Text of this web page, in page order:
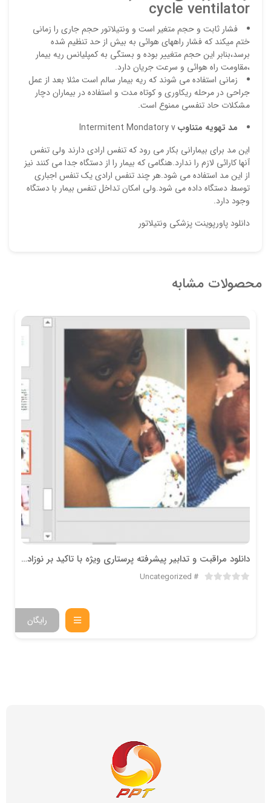
cycle ventilator
فشار ثابت و حجم متغیر است و ونتیلاتور حجم جاری را زمانی
ختم میکند که فشار راههای هوائی به بیش از حد تنظیم شده
برسد،بنابر این حجم متغییر بوده و بستگی به کمپلیانس ریه بیمار
،مقاومت راه هوائی و سرعت جریان دارد.
زمانی استفاده می شوند که ریه بیمار سالم است مثلا بعد از عمل
جراحی در مرحله ریکاوری و کوتاه مدت و استفاده در بیماران دچار
مشکلات حاد تنفسی ممنوع است.
مد تهویه متناوبIntermitent Mondatory v
این مد برای بیمارانی بکار می رود که تنفس ارادی دارند ولی تنفس
آنها کارائی لازم را ندارد.هنگامی که بیمار را از دستگاه جدا می کنند نیز
از این مد استفاده می شود.هر چند تنفس ارادی یک تنفس اجباری
توسط دستگاه داده می شود.ولی امکان تداخل تنفس بیمار با دستگاه
وجود دارد.
دانلود پاورپوینت پزشکی ونتیلاتور
محصولات مشابه
دانلود مراقبت و تدابير پيشرفته پرستاري ويژه با تاكيد بر نوزاد نارس
Uncategorized
رایگان